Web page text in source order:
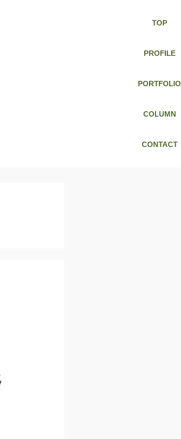
TOP
PROFILE
PORTFOLIO
COLUMN
CONTACT